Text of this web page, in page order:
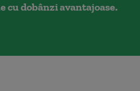
cu dobânzi avantajoase.